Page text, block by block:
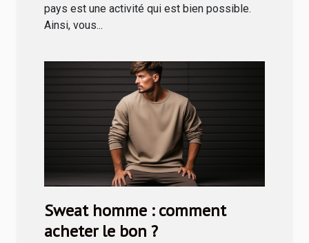
pays est une activité qui est bien possible.
Ainsi, vous...
Sweat homme : comment
acheter le bon ?